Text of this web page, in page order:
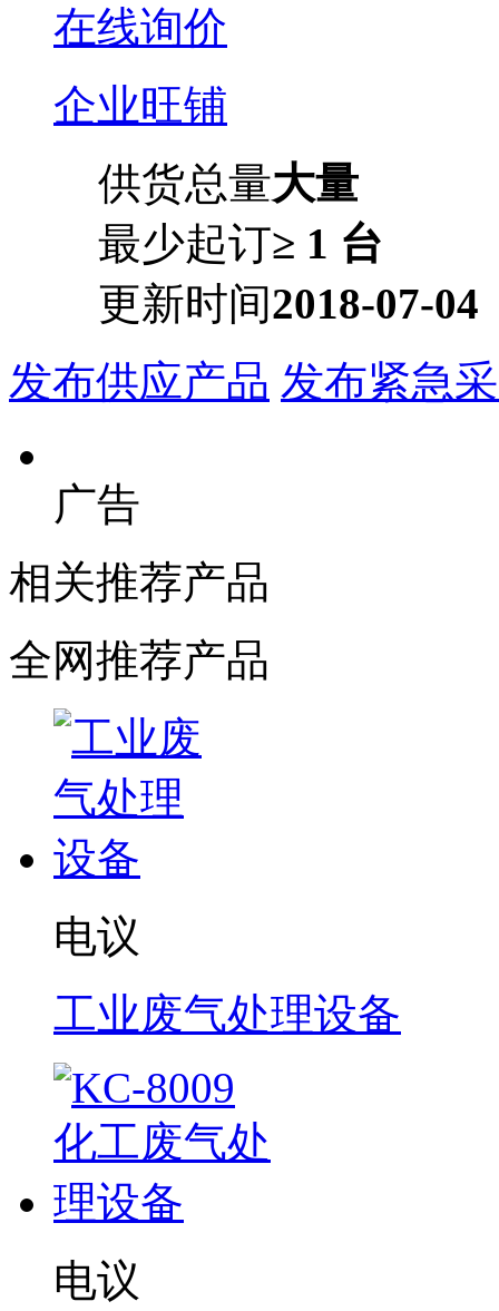
在线询价
企业旺铺
供货总量大量
最少起订≥ 1 台
更新时间2018-07-04
发布供应产品 发布紧急
广告
相关推荐产品
全网推荐产品
电议
工业废气处理设备
电议